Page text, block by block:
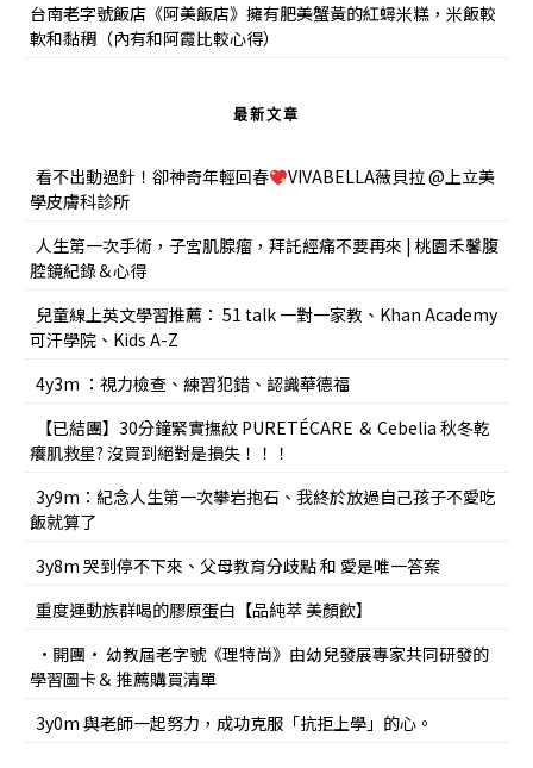
台南老字號飯店《阿美飯店》擁有肥美蟹黃的紅蟳米糕，米飯較
軟和黏稠（內有和阿霞比較心得）
最新文章
看不出動過針！卻神奇年輕回春
VIVABELLA薇貝拉 @上立美
學皮膚科診所
人生第一次手術，子宮肌腺瘤，拜託經痛不要再來 | 桃園禾馨腹
腔鏡紀錄＆心得
兒童線上英文學習推薦： 51 talk 一對一家教、Khan Academy
可汗學院、Kids A-Z
4y3m ：視力檢查、練習犯錯、認識華德福
【已結團】30分鐘緊實撫紋 PURETÉCARE ＆ Cebelia 秋冬乾
癢肌救星? 沒買到絕對是損失！！！
3y9m：紀念人生第一次攀岩抱石、我終於放過自己孩子不愛吃
飯就算了
3y8m 哭到停不下來、父母教育分歧點 和 愛是唯一答案
重度運動族群喝的膠原蛋白【品純萃 美顏飲】
•開團• 幼教屆老字號《理特尚》由幼兒發展專家共同研發的
學習圖卡＆ 推薦購買清單
3y0m 與老師一起努力，成功克服「抗拒上學」的心。